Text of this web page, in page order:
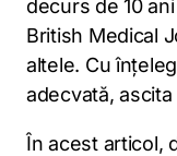
decurs de 10
British Medical
altele. Cu
adecvată,
În acest articol,